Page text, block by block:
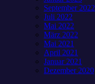
September 2022
Juli 2022
Mai 2022
März 2022
Mai 2021
April 2021
Januar 2021
Dezember 2020